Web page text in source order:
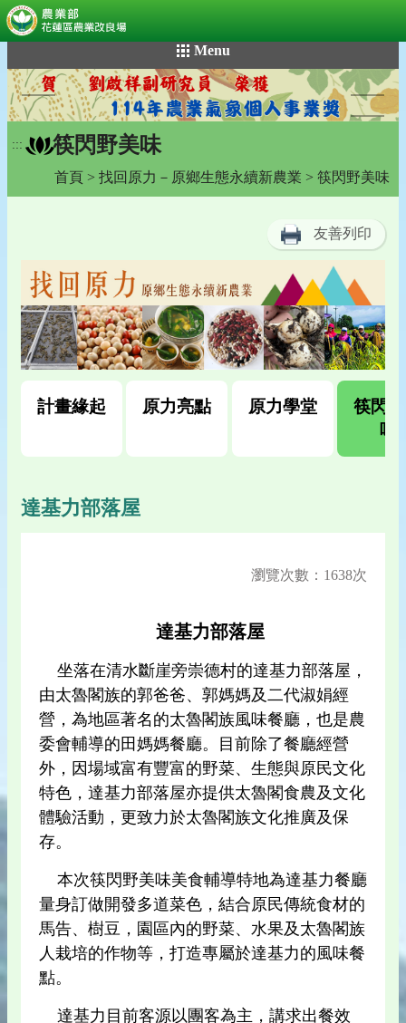
到
主
要
內
容
Menu
::: 筷閃野美味
首頁 > 找回原力－原鄉生態永續新農業 > 筷閃野美味
友善列印
計畫緣起 原力亮點 原力學堂
筷閃
味
達基力部落屋
瀏覽次數：1638次
達基力部落屋
坐落在清水斷崖旁崇德村的達基力部落屋，
由太魯閣族的郭爸爸、郭媽媽及二代淑娟經
營，為地區著名的太魯閣族風味餐廳，也是農
委會輔導的田媽媽餐廳。目前除了餐廳經營
外，因場域富有豐富的野菜、生態與原民文化
特色，達基力部落屋亦提供太魯閣食農及文化
體驗活動，更致力於太魯閣族文化推廣及保
存。
本次筷閃野美味美食輔導特地為達基力餐廳
量身訂做開發多道菜色，結合原民傳統食材的
馬告、樹豆，園區內的野菜、水果及太魯閣族
人栽培的作物等，打造專屬於達基力的風味餐
點。
達基力目前客源以團客為主，講求出餐效